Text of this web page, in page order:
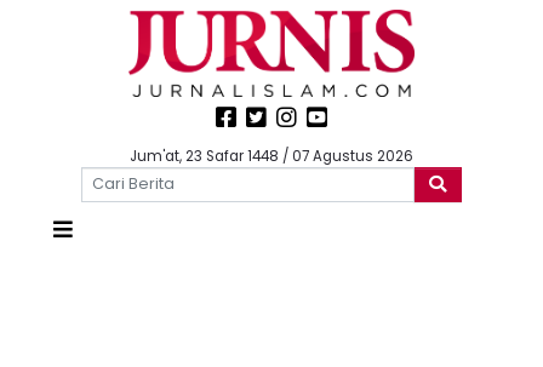
Jum'at, 23 Safar 1448 / 07 Agustus 2026